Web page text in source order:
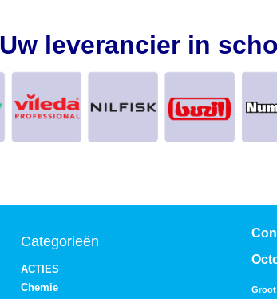
Uw leverancier in
Categorieën
ACTIES
Chemie
Groot